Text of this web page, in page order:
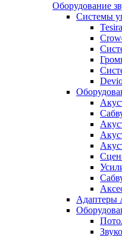
Оборудование
Системы
Адаптеры